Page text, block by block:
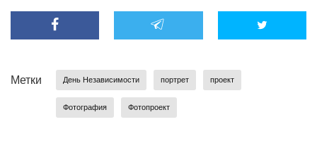
Метки День Независимости портрет проект
Фотография Фотопроект